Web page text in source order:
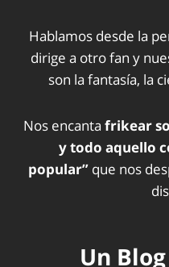
Hablamos desde la
dirige a otro fan y
son la fantasía, la
Nos encanta frikear
y todo aquello
popular” que nos
Un